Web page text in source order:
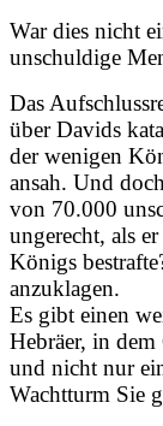
War dies nicht
unschuldige
Das
über Davids
der wenigen
ansah. Und
von 70.000
ungerecht, als
Königs
anzuklagen.
Es gibt einen
Hebräer, in
und nicht nur
Wachtturm Sie